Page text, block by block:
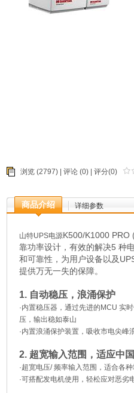
浏览 (2797) | 评论 (0) | 评分(0)
商品介绍 详细参数
山特UPS电源K500/K1000 PRO
靠功率设计，有效的解决5 种
和可靠性，为用户设备以及
提供万无一失的保障。
1. 自动稳压，浪涌保护
·内置稳压器，通过先进的MCU 实
压，输出稳如泰山
·内置浪涌保护装置，吸收市电尖峰
2. 超宽输入范围，适应中
·超宽电压/ 频率输入范围，适合各
·可搭配发电机使用，轻松应对恶劣